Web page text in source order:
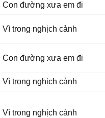
Con đường xưa em đi
Vì trong nghịch cảnh
Con đường xưa em đi
Vì trong nghịch cảnh
Vì trong nghịch cảnh